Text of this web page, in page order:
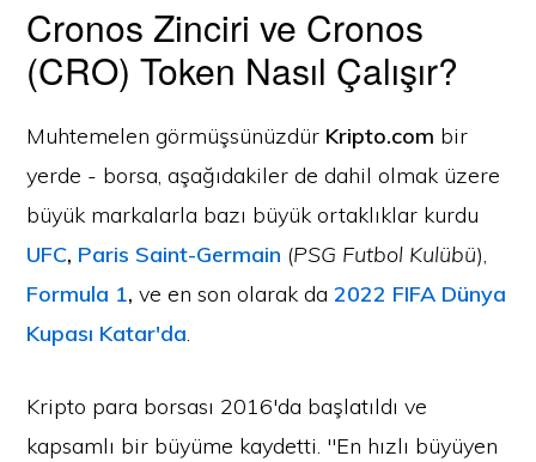
Cronos Zinciri ve Cronos
(CRO) Token Nasıl Çalışır?
Muhtemelen görmüşsünüzdür Kripto.com bir
yerde - borsa, aşağıdakiler de dahil olmak üzere
büyük markalarla bazı büyük ortaklıklar kurdu
UFC, Paris Saint-Germain (PSG Futbol Kulübü),
Formula 1, ve en son olarak da2022 FIFA Dünya
Kupası Katar'da.
Kripto para borsası 2016'da başlatıldı ve
kapsamlı bir büyüme kaydetti. "En hızlı büyüyen